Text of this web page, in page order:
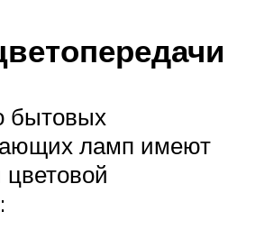
бытовых
ламп имеют